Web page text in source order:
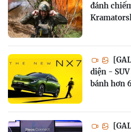
đánh
diện -
bánh hơn